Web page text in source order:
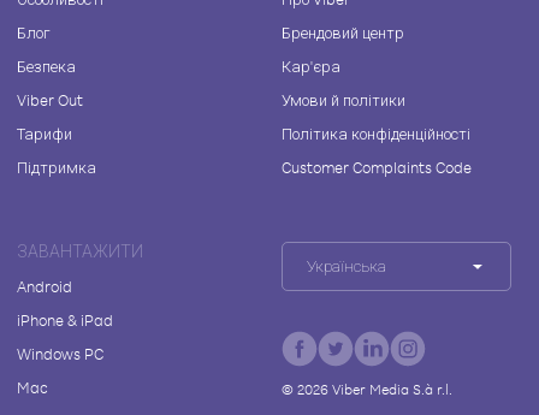
Блог
Безпека
Viber Out
Тарифи
Підтримка
Брендовий центр
Кар'єра
Умови й політики
Політика конфіденційності
Customer Complaints Code
ЗАВАНТАЖИТИ
Android
iPhone & iPad
Windows PC
Mac
Українська
© 2026Viber Media S.à r.l.